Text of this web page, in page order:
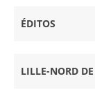
ÉDITOS
LILLE-NORD